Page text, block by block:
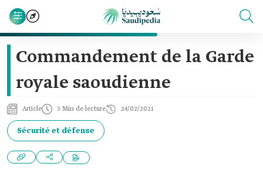
Commandement de la Garde
royale saoudienne
Article 5 Min de lecture 24/02/2021
Sécurité et défense